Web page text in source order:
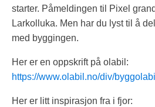
starter. Påmeldingen til Pixel
Larkolluka. Men har du lyst til å
med byggingen.
Her er en oppskrift på olabil:
https://www.olabil.no/div/
Her er litt inspirasjon fra i fjor: